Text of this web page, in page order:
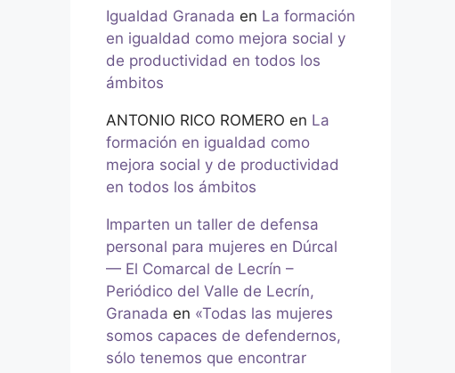
Igualdad Granada en La formación
en igualdad como mejora social y
de productividad en todos los
ámbitos
ANTONIO RICO ROMERO en La
formación en igualdad como
mejora social y de productividad
en todos los ámbitos
Imparten un taller de defensa
personal para mujeres en Dúrcal
— El Comarcal de Lecrín –
Periódico del Valle de Lecrín,
Granada en «Todas las mujeres
somos capaces de defendernos,
sólo tenemos que encontrar